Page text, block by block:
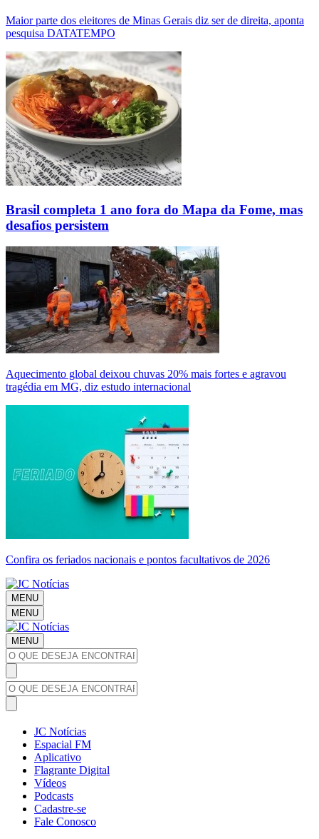
Maior parte dos eleitores de Minas Gerais diz ser de direita, aponta
pesquisa DATATEMPO
Brasil completa 1 ano fora do Mapa da Fome, mas
desafios persistem
Aquecimento global deixou chuvas 20% mais fortes e agravou
tragédia em MG, diz estudo internacional
Confira os feriados nacionais e pontos facultativos de 2026
MENU
MENU
MENU
JC Notícias
Espacial FM
Aplicativo
Flagrante Digital
Vídeos
Podcasts
Cadastre-se
Fale Conosco